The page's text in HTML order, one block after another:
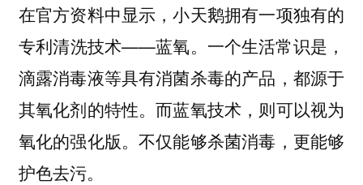
在官方资料中显示，小天鹅拥有一项独有的
专利清洗技术——蓝氧。一个生活常识是，
滴露消毒液等具有消菌杀毒的产品，都源于
其氧化剂的特性。而蓝氧技术，则可以视为
氧化的强化版。不仅能够杀菌消毒，更能够
护色去污。